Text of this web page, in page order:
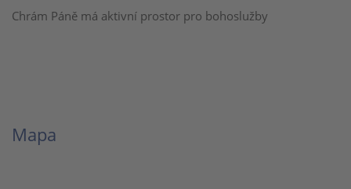
Chrám Páně má aktivní prostor pro bohoslužby
Mapa